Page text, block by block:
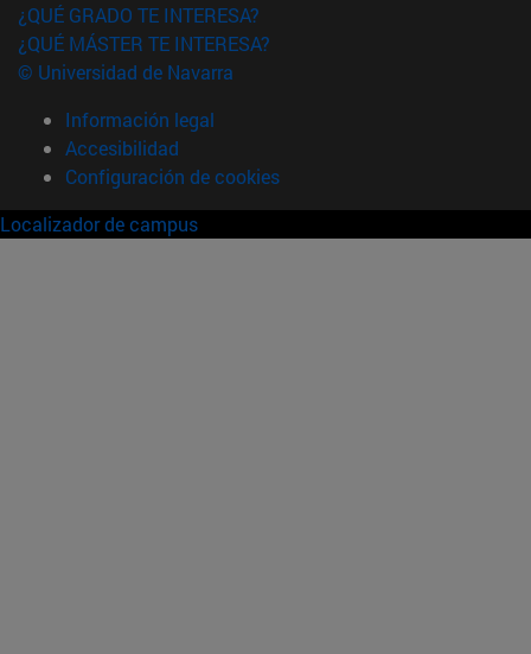
¿QUÉ GRADO TE INTERESA?
¿QUÉ MÁSTER TE INTERESA?
© Universidad de Navarra
Información legal
Accesibilidad
Configuración de cookies
Localizador de campus